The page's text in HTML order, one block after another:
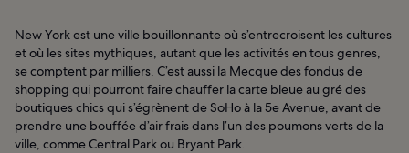
New York est une ville bouillonnante où s’entrecroisent les cultures
et où les sites mythiques, autant que les activités en tous genres,
se comptent par milliers. C’est aussi la Mecque des fondus de
shopping qui pourront faire chauffer la carte bleue au gré des
boutiques chics qui s’égrènent de SoHo à la 5e Avenue, avant de
prendre une bouffée d’air frais dans l’un des poumons verts de la
ville, comme Central Park ou Bryant Park.